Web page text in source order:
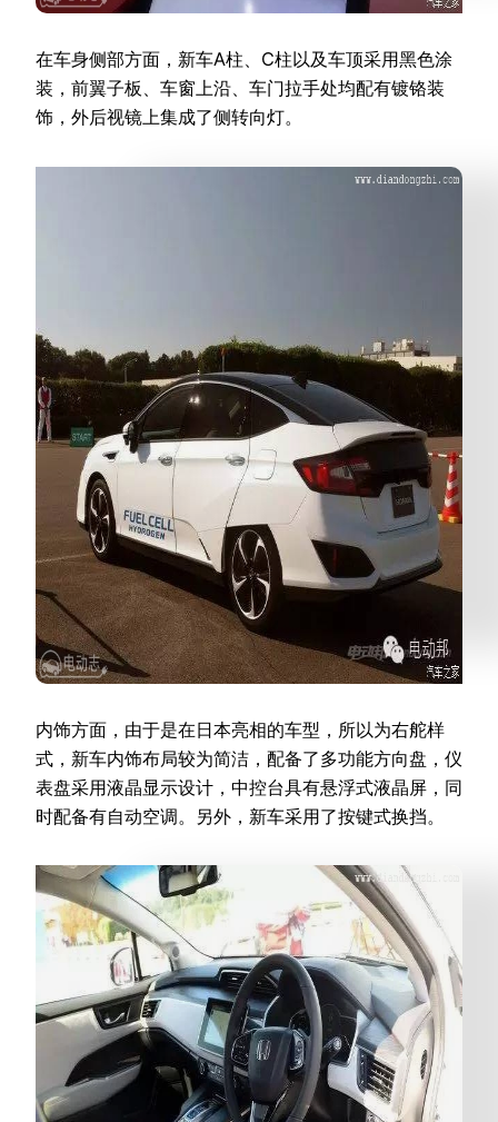
在车身侧部方面，新车A柱、C柱以及车顶采用黑色涂
装，前翼子板、车窗上沿、车门拉手处均配有镀铬装
饰，外后视镜上集成了侧转向灯。
内饰方面，由于是在日本亮相的车型，所以为右舵样
式，新车内饰布局较为简洁，配备了多功能方向盘，仪
表盘采用液晶显示设计，中控台具有悬浮式液晶屏，同
时配备有自动空调。另外，新车采用了按键式换挡。